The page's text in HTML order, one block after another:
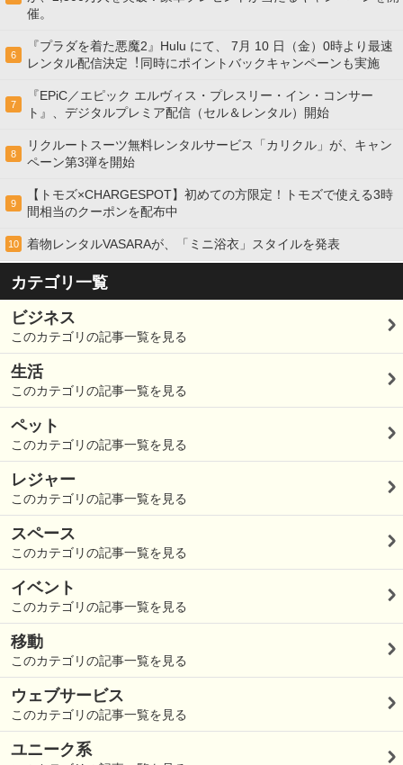
催。
6
『プラダを着た悪魔2』Hulu にて、 7⽉ 10 ⽇（金）0時より最速
レンタル配信決定︕同時にポイントバックキャンペーンも実施
7
『EPiC／エピック エルヴィス・プレスリー・イン・コンサー
ト』、デジタルプレミア配信（セル＆レンタル）開始
8
リクルートスーツ無料レンタルサービス「カリクル」が、キャン
ペーン第3弾を開始
9
【トモズ×CHARGESPOT】初めての方限定！トモズで使える3時
間相当のクーポンを配布中
10 着物レンタルVASARAが、「ミニ浴衣」スタイルを発表
カテゴリ一覧
ビジネス
このカテゴリの記事一覧を見る
生活
このカテゴリの記事一覧を見る
ペット
このカテゴリの記事一覧を見る
レジャー
このカテゴリの記事一覧を見る
スペース
このカテゴリの記事一覧を見る
イベント
このカテゴリの記事一覧を見る
移動
このカテゴリの記事一覧を見る
ウェブサービス
このカテゴリの記事一覧を見る
ユニーク系